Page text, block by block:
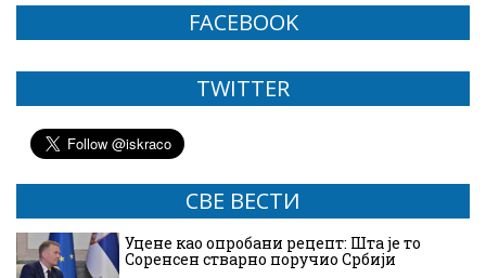
FACEBOOK
TWITTER
СВЕ ВЕСТИ
Уцене као опробани рецепт: Шта је то
Соренсен стварно поручио Србији